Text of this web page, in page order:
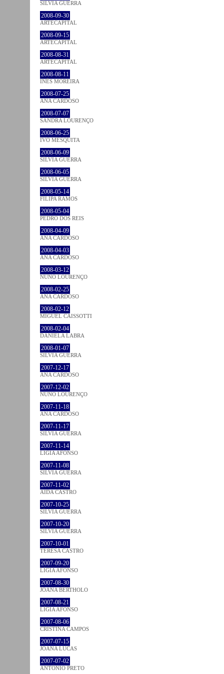
SÍLVIA GUERRA
2008-09-30
ARTECAPITAL
2008-09-15
ARTECAPITAL
2008-08-31
ARTECAPITAL
2008-08-11
INÊS MOREIRA
2008-07-25
ANA CARDOSO
2008-07-07
SANDRA LOURENÇO
2008-06-25
IVO MESQUITA
2008-06-09
SÍLVIA GUERRA
2008-06-05
SÍLVIA GUERRA
2008-05-14
FILIPA RAMOS
2008-05-04
PEDRO DOS REIS
2008-04-09
ANA CARDOSO
2008-04-03
ANA CARDOSO
2008-03-12
NUNO LOURENÇO
2008-02-25
ANA CARDOSO
2008-02-12
MIGUEL CAISSOTTI
2008-02-04
DANIELA LABRA
2008-01-07
SÍLVIA GUERRA
2007-12-17
ANA CARDOSO
2007-12-02
NUNO LOURENÇO
2007-11-18
ANA CARDOSO
2007-11-17
SÍLVIA GUERRA
2007-11-14
LÍGIA AFONSO
2007-11-08
SÍLVIA GUERRA
2007-11-02
AIDA CASTRO
2007-10-25
SÍLVIA GUERRA
2007-10-20
SÍLVIA GUERRA
2007-10-01
TERESA CASTRO
2007-09-20
LÍGIA AFONSO
2007-08-30
JOANA BÉRTHOLO
2007-08-21
LÍGIA AFONSO
2007-08-06
CRISTINA CAMPOS
2007-07-15
JOANA LUCAS
2007-07-02
ANTÓNIO PRETO